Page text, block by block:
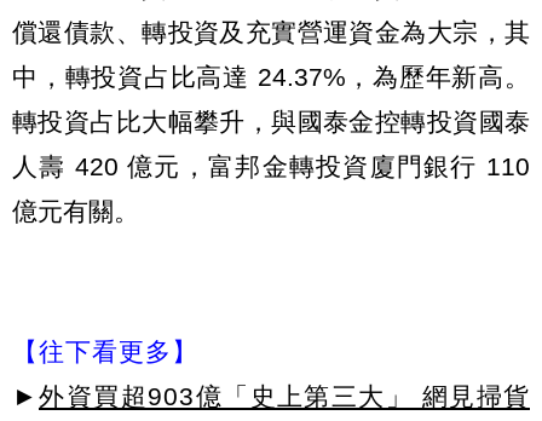
償還債款、轉投資及充實營運資金為大宗，其
中，轉投資占比高達 24.37%，為歷年新高。
轉投資占比大幅攀升，與國泰金控轉投資國泰
人壽 420 億元，富邦金轉投資廈門銀行 110
億元有關。
【往下看更多】
► 外資買超903億「史上第三大」 網見掃貨